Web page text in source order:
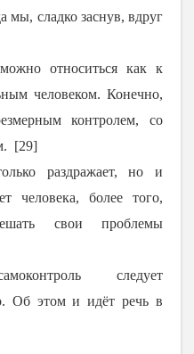
мы, сладко заснув, вдруг
относиться как к
человеком. Конечно,
контролем, со
[29]
раздражает, но и
человека, более того,
свои проблемы
следует
Об этом и идёт речь в